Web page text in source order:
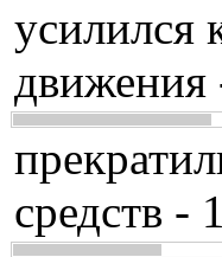
усилился
движения
средств -